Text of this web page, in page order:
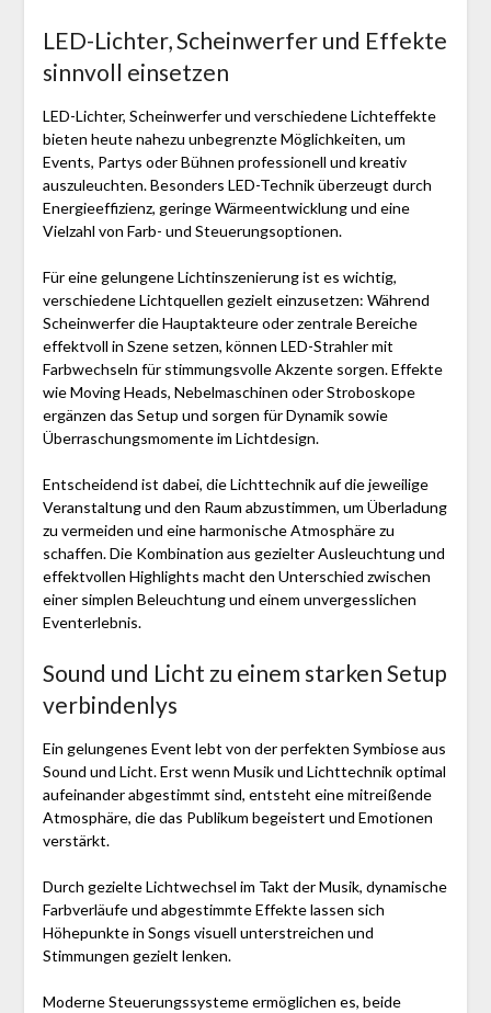
LED-Lichter, Scheinwerfer und Effekte
sinnvoll einsetzen
LED-Lichter, Scheinwerfer und verschiedene Lichteffekte
bieten heute nahezu unbegrenzte Möglichkeiten, um
Events, Partys oder Bühnen professionell und kreativ
auszuleuchten. Besonders LED-Technik überzeugt durch
Energieeffizienz, geringe Wärmeentwicklung und eine
Vielzahl von Farb- und Steuerungsoptionen.
Für eine gelungene Lichtinszenierung ist es wichtig,
verschiedene Lichtquellen gezielt einzusetzen: Während
Scheinwerfer die Hauptakteure oder zentrale Bereiche
effektvoll in Szene setzen, können LED-Strahler mit
Farbwechseln für stimmungsvolle Akzente sorgen. Effekte
wie Moving Heads, Nebelmaschinen oder Stroboskope
ergänzen das Setup und sorgen für Dynamik sowie
Überraschungsmomente im Lichtdesign.
Entscheidend ist dabei, die Lichttechnik auf die jeweilige
Veranstaltung und den Raum abzustimmen, um Überladung
zu vermeiden und eine harmonische Atmosphäre zu
schaffen. Die Kombination aus gezielter Ausleuchtung und
effektvollen Highlights macht den Unterschied zwischen
einer simplen Beleuchtung und einem unvergesslichen
Eventerlebnis.
Sound und Licht zu einem starken Setup
verbindenlys
Ein gelungenes Event lebt von der perfekten Symbiose aus
Sound und Licht. Erst wenn Musik und Lichttechnik optimal
aufeinander abgestimmt sind, entsteht eine mitreißende
Atmosphäre, die das Publikum begeistert und Emotionen
verstärkt.
Durch gezielte Lichtwechsel im Takt der Musik, dynamische
Farbverläufe und abgestimmte Effekte lassen sich
Höhepunkte in Songs visuell unterstreichen und
Stimmungen gezielt lenken.
Moderne Steuerungssysteme ermöglichen es, beide